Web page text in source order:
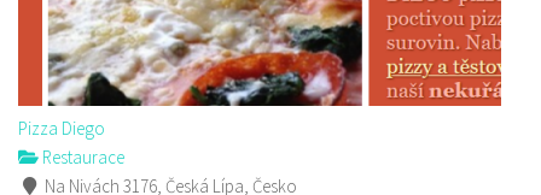
Pizza Diego
Restaurace
Na Nivách 3176, Česká Lípa, Česko